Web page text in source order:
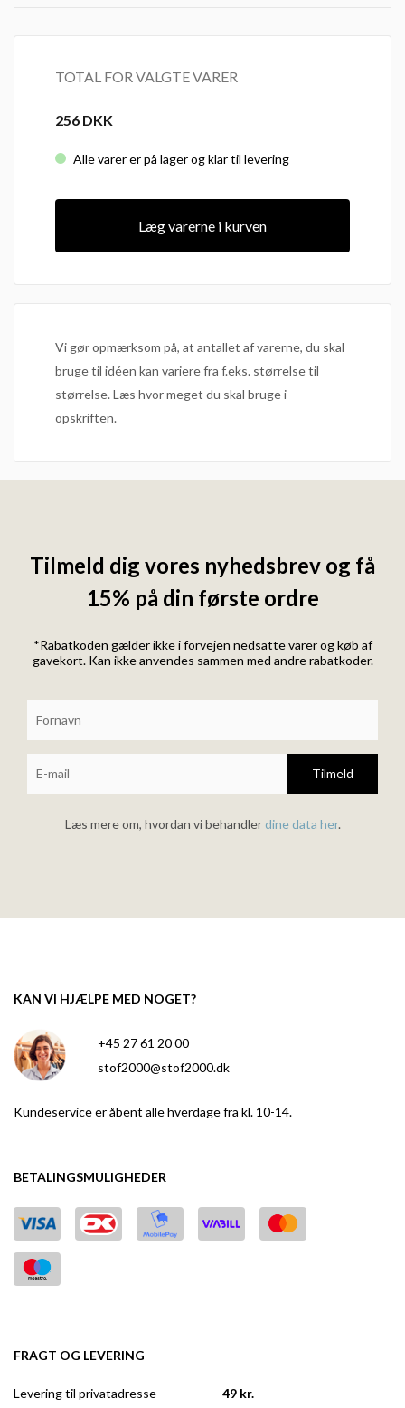
TOTAL FOR VALGTE VARER
256 DKK
Alle varer er på lager og klar til levering
Læg varerne i kurven
Vi gør opmærksom på, at antallet af varerne, du skal
bruge til idéen kan variere fra f.eks. størrelse til
størrelse. Læs hvor meget du skal bruge i
opskriften.
Tilmeld dig vores nyhedsbrev og få
15% på din første ordre
*Rabatkoden gælder ikke i forvejen nedsatte varer og køb af
gavekort. Kan ikke anvendes sammen med andre rabatkoder.
Tilmeld
Læs mere om, hvordan vi behandlerdine data her.
KAN VI HJÆLPE MED NOGET?
+45 27 61 20 00
stof2000@stof2000.dk
Kundeservice er åbent alle hverdage fra kl. 10-14.
BETALINGSMULIGHEDER
FRAGT OG LEVERING
Levering til privatadresse
49 kr.